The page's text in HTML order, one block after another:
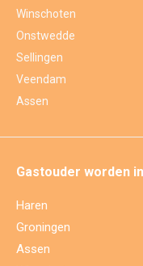
Winschoten
Onstwedde
Sellingen
Veendam
Assen
Gastouder worden
Haren
Groningen
Assen